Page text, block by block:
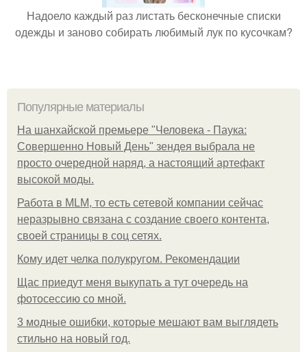
Надоело каждый раз листать бесконечные списки
одежды и заново собирать любимый лук по кусочкам?
Популярные материалы
На шанхайской премьере "Человека - Паука:
Совершенно Новый День" зендея выбрала не
просто очередной наряд, а настоящий артефакт
высокой моды.
Работа в MLM, то есть сетевой компании сейчас
неразрывно связана с создание своего контента,
своей страницы в соц сетях.
Кому идет челка полукругом. Рекомендации
Щас приедут меня выкупать а тут очередь на
фотосессию со мной.
3 модные ошибки, которые мешают вам выглядеть
стильно на новый год.